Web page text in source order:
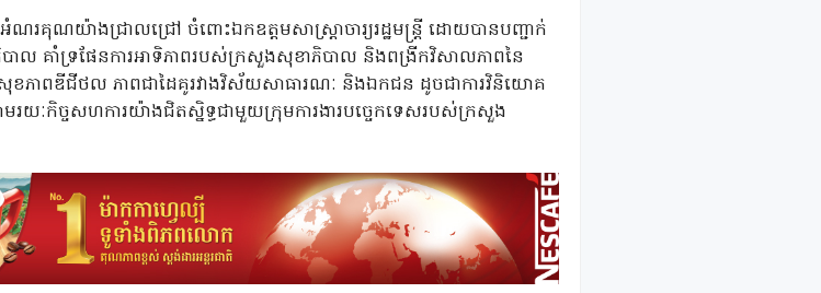
រគុណយ៉ាងជ្រាលជ្រៅ ចំពោះឯកឧត្តមសាស្ត្រាចារ្យរដ្ឋមន្ត្រី ដោយបានបញ្ជាក់
ាល គាំទ្រផែនការអាទិភាពរបស់ក្រសួងសុខាភិបាល និងពង្រីកវិសាលភាពនៃ
ន៍សុខភាពឌីជីថល ភាពជាដៃគូរវាងវិស័យសាធារណៈ និងឯកជន ដូចជាការវិនិយោគ
មរយៈកិច្ចសហការយ៉ាងជិតស្និទ្ធជាមួយក្រុមការងារបច្ចេកទេសរបស់ក្រសួង